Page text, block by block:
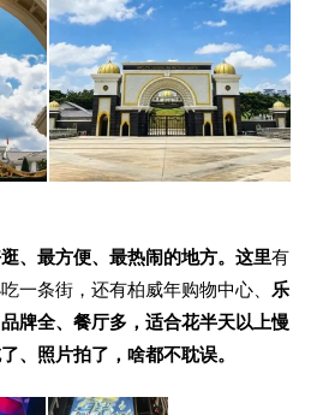
逛、最方便、最热闹的地方。这里有
一条街，还有柏威年购物中心、 乐
牌全、餐厅多，适合花半天以上慢
、照片拍了，啥都不耽误。